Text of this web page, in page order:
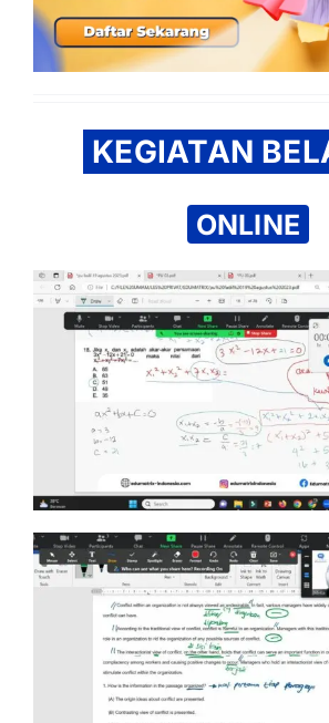
KEGIATAN
ONLINE